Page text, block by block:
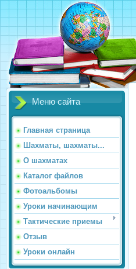
Меню сайта
Главная страница
Шахматы, шахматы...
О шахматах
Каталог файлов
Фотоальбомы
Уроки начинающим
Тактические приемы
Отзыв
Уроки онлайн